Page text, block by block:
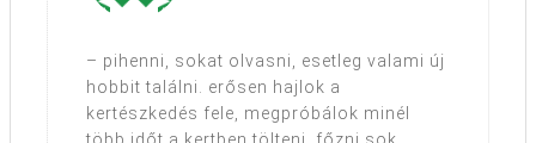
– pihenni, sokat olvasni, esetleg valami új
hobbit találni. erősen hajlok a
kertészkedés fele, megpróbálok minél